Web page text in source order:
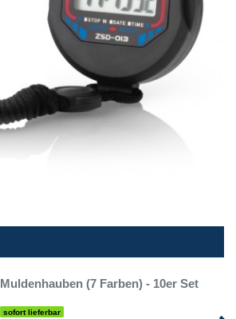
Muldenhauben (7 Farben) - 10er Set
sofort lieferbar